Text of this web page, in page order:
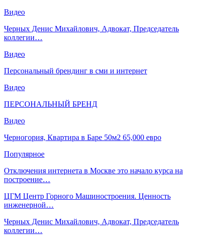
Видео
Черных Денис Михайлович, Адвокат, Председатель
коллегии…
Видео
Персональный брендинг в сми и интернет
Видео
ПЕРСОНАЛЬНЫЙ БРЕНД
Видео
Черногория, Квартира в Баре 50м2 65,000 евро
Популярное
Отключения интернета в Москве это начало курса на
построение…
ЦГМ Центр Горного Машиностроения. Ценность
инженерной…
Черных Денис Михайлович, Адвокат, Председатель
коллегии…